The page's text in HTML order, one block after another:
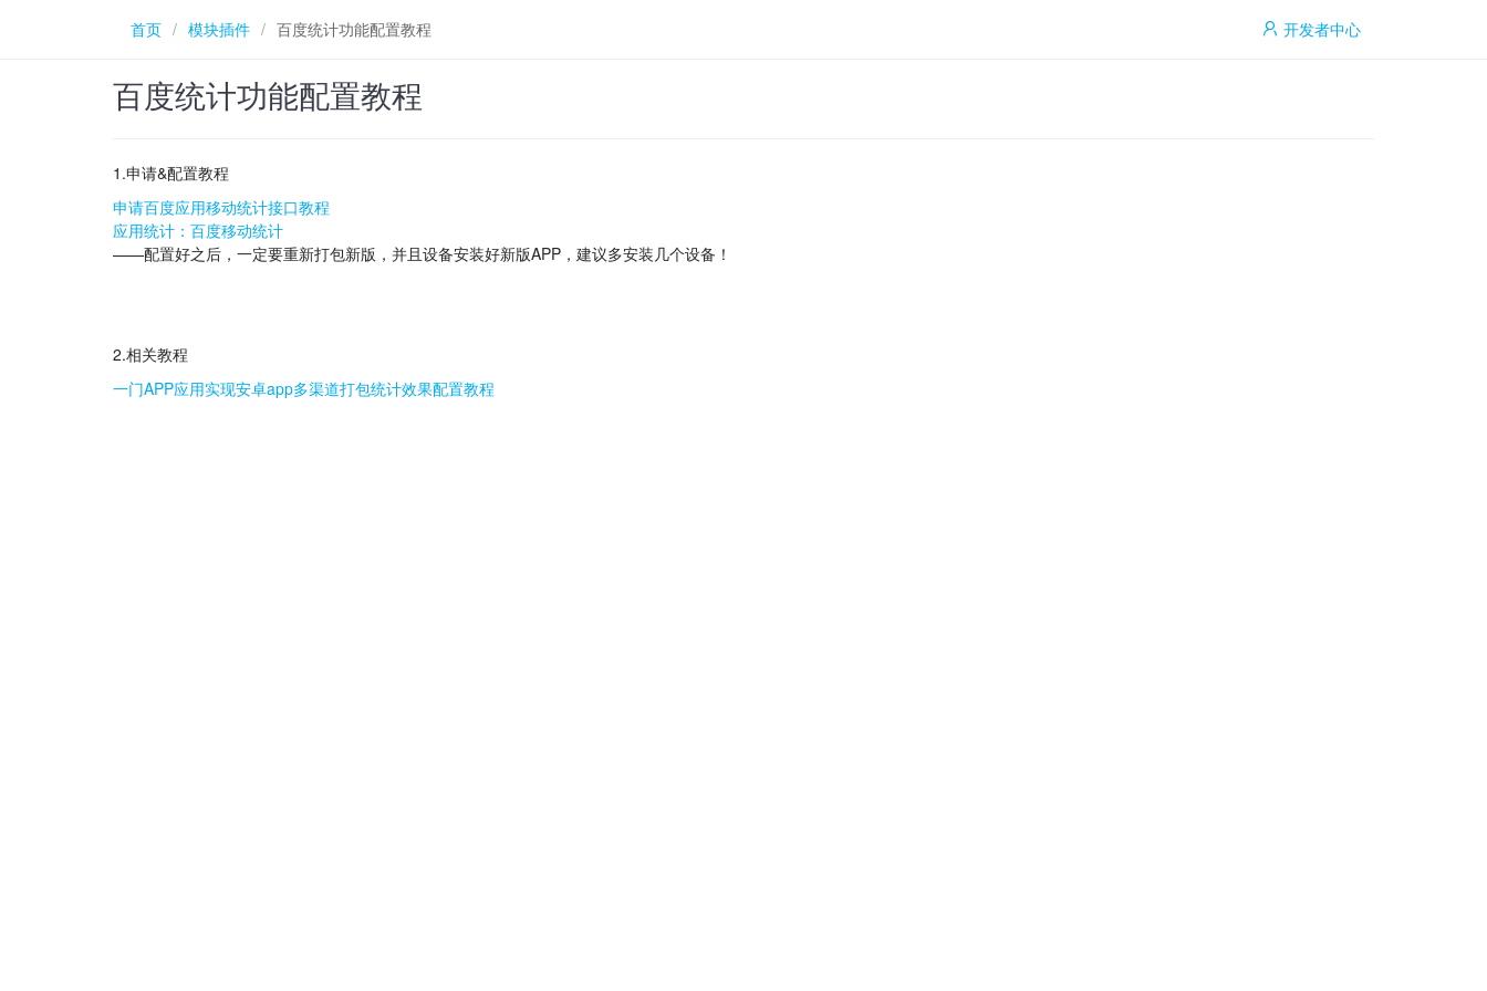
首页 / 模块插件 / 百度统计功能配置教程 开发者中心
百度统计功能配置教程
1.申请&配置教程
申请百度应用移动统计接口教程
应用统计：百度移动统计
——配置好之后，一定要重新打包新版，并且设备安装好新版APP，建议多安装几个设备！
2.相关教程
一门APP应用实现安卓app多渠道打包统计效果配置教程